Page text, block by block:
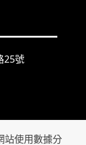
25號
日休息
站使用數據分